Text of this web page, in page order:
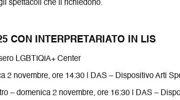
spettacoli che li richiedono.
CON INTERPRETARIATO IN LIS
LGBTIQIA+ Center
2 novembre, ore 14:30 | DAS – Dispositivo Arti
– domenica 2 novembre, ore 16:30 | DAS –